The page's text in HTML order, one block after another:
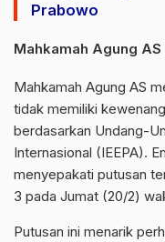
Prabowo
Mahkamah Agung
Mahkamah Agung AS
tidak memiliki
berdasarkan Undang-
Internasional (IEEPA).
menyepakati putusan
3 pada Jumat (20/2)
Putusan ini menarik